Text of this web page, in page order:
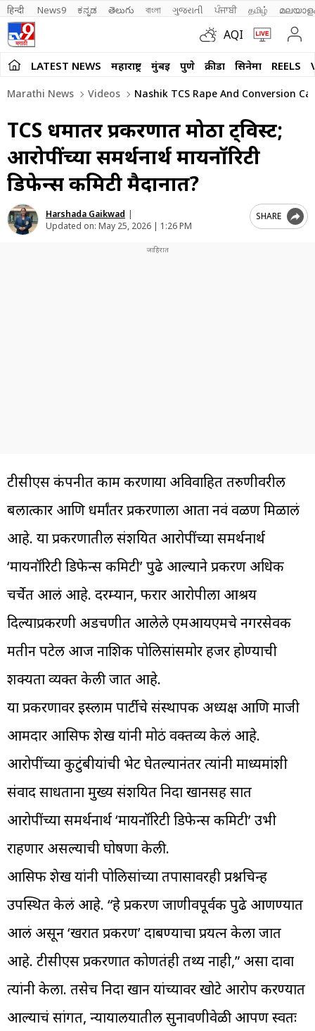
हिन्दी News9 ಕನ್ನಡ తెలుగు বাংলা ગુજરાતી ਪੰਜਾਬੀ தமிழ்
AQI
LATEST NEWS महाराष्ट्र मुंबई पुणे क्रीडा सिनेमा REELS
Marathi News Videos Nashik TCS Rape And Conversion
TCS धर्मांतर प्रकरणात मोठा ट्विस्ट;
आरोपींच्या समर्थनार्थ मायनॉरिटी
डिफेन्स कमिटी मैदानात?
Harshada Gaikwad |
Updated on: May 25, 2026 | 1:26 PM
SHARE
टीसीएस कंपनीत काम करणाऱ्या अविवाहित तरुणीवरील
बलात्कार आणि धर्मांतर प्रकरणाला आता नवं वळण मिळालं
आहे. या प्रकरणातील संशयित आरोपींच्या समर्थनार्थ
‘मायनॉरिटी डिफेन्स कमिटी’ पुढे आल्याने प्रकरण अधिक
चर्चेत आलं आहे. दरम्यान, फरार आरोपीला आश्रय
दिल्याप्रकरणी अडचणीत आलेले एमआयएमचे नगरसेवक
मतीन पटेल आज नाशिक पोलिसांसमोर हजर होण्याची
शक्यता व्यक्त केली जात आहे.
या प्रकरणावर इस्लाम पार्टीचे संस्थापक अध्यक्ष आणि माजी
आमदार आसिफ शेख यांनी मोठं वक्तव्य केलं आहे.
आरोपींच्या कुटुंबीयांची भेट घेतल्यानंतर त्यांनी माध्यमांशी
संवाद साधताना मुख्य संशयित निदा खानसह सात
आरोपींच्या समर्थनार्थ ‘मायनॉरिटी डिफेन्स कमिटी’ उभी
राहणार असल्याची घोषणा केली.
आसिफ शेख यांनी पोलिसांच्या तपासावरही प्रश्नचिन्ह
उपस्थित केलं आहे. “हे प्रकरण जाणीवपूर्वक पुढे आणण्यात
आलं असून ‘खरात प्रकरण’ दाबण्याचा प्रयत्न केला जात
आहे. टीसीएस प्रकरणात कोणतंही तथ्य नाही,” असा दावा
त्यांनी केला. तसेच निदा खान यांच्यावर खोटे आरोप करण्यात
आल्याचं सांगत, न्यायालयातील सुनावणीवेळी आपण स्वतः